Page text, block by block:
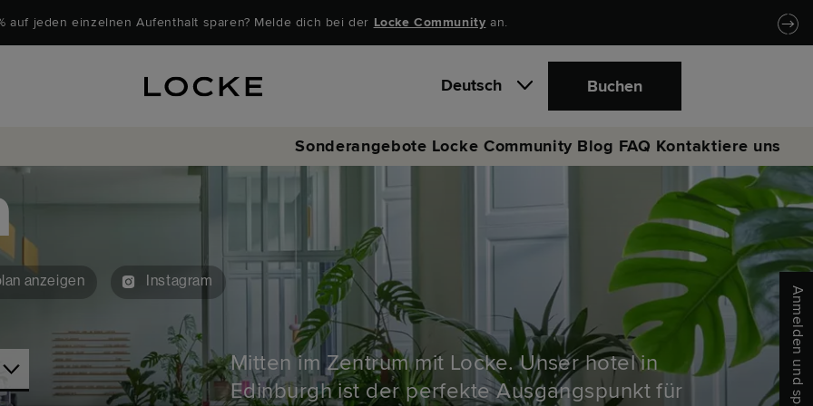
auf jeden einzelnen Aufenthalt sparen? Melde dich bei der Locke Community an.
Deutsch Buchen
Sonderangebote Locke Community Blog FAQ Kontaktiere uns
anzeigen Instagram
Mitten im Zentrum mit Locke. Unser hotel in
Edinburgh ist der perfekte Ausgangspunkt für
Anmelden und sparen